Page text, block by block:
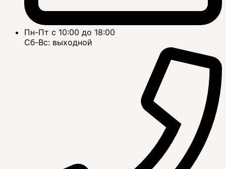
Пн-Пт с 10:00 до 18:00
Сб-Вс: выходной